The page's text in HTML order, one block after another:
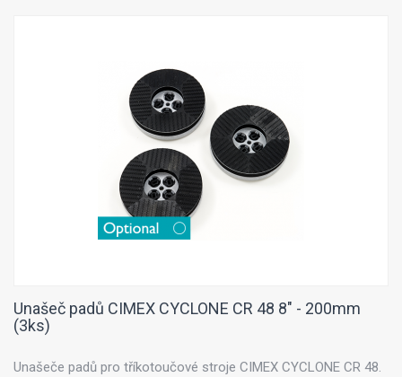
Unašeč padů CIMEX CYCLONE CR 48 8" - 200mm
(3ks)
Unašeče padů pro tříkotoučové stroje CIMEX CYCLONE CR 48.